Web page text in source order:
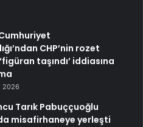
CHP’nin rozet
taşındı’ iddiasına
2026
Tarık Pabuççuoğlu
misafirhaneye yerleşti